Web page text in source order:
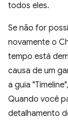
todos eles.
Se não for
novamente o
tempo está
causa de um
a guia
Quando você
detalhamento